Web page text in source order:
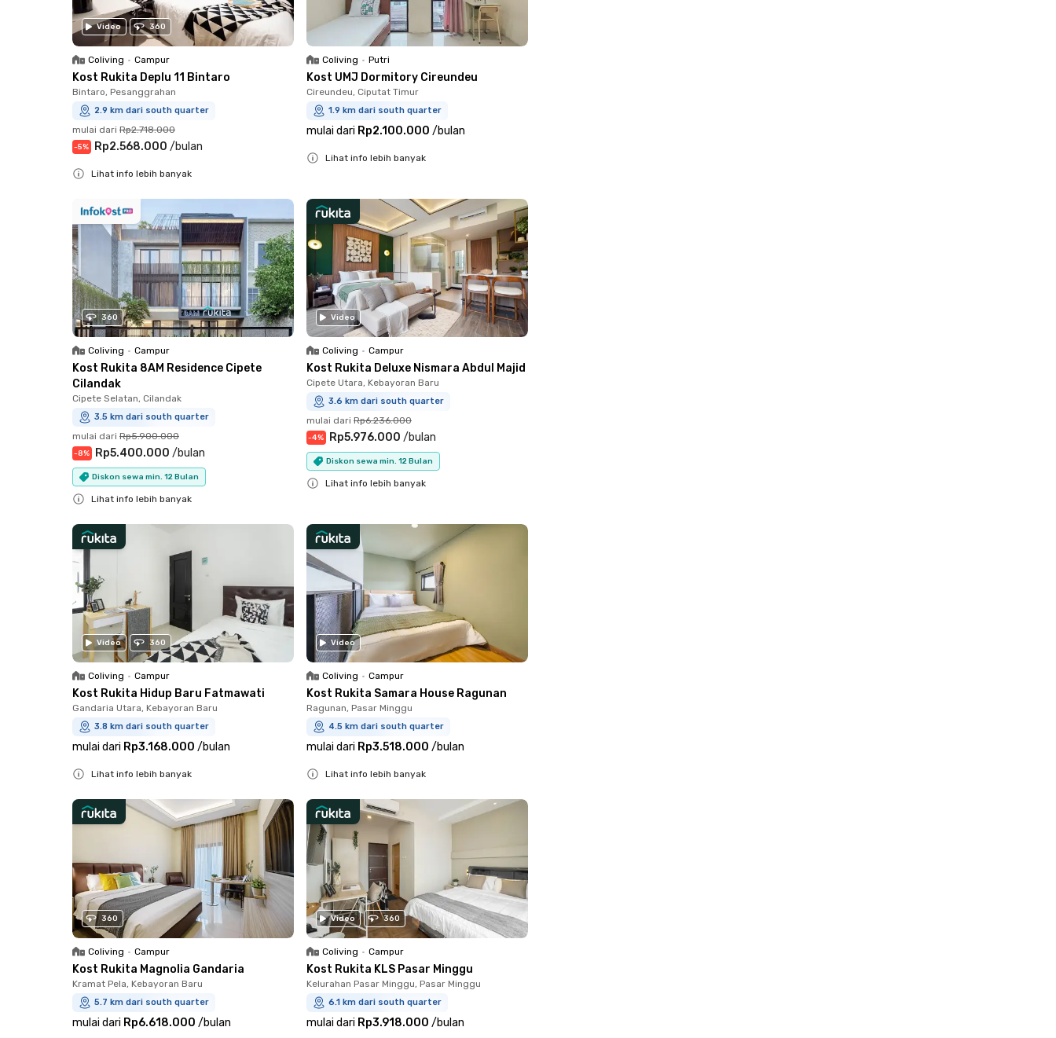
Video 360
Coliving • Campur
Kost Rukita Deplu 11 Bintaro
Bintaro, Pesanggrahan
2.9 km dari south quarter
mulai dari Rp2.718.000
-5% Rp2.568.000 /bulan
Lihat info lebih banyak
Coliving • Putri
Kost UMJ Dormitory Cireundeu
Cireundeu, Ciputat Timur
1.9 km dari south quarter
mulai dari Rp2.100.000 /bulan
Lihat info lebih banyak
360
Coliving • Campur
Kost Rukita 8AM Residence Cipete
Cilandak
Cipete Selatan, Cilandak
3.5 km dari south quarter
mulai dari Rp5.900.000
-8% Rp5.400.000 /bulan
Diskon sewa min. 12 Bulan
Lihat info lebih banyak
Video
Coliving • Campur
Kost Rukita Deluxe Nismara Abdul Majid
Cipete Utara, Kebayoran Baru
3.6 km dari south quarter
mulai dari Rp6.236.000
-4% Rp5.976.000 /bulan
Diskon sewa min. 12 Bulan
Lihat info lebih banyak
Video 360
Coliving • Campur
Kost Rukita Hidup Baru Fatmawati
Gandaria Utara, Kebayoran Baru
3.8 km dari south quarter
mulai dari Rp3.168.000 /bulan
Lihat info lebih banyak
Video
Coliving • Campur
Kost Rukita Samara House Ragunan
Ragunan, Pasar Minggu
4.5 km dari south quarter
mulai dari Rp3.518.000 /bulan
Lihat info lebih banyak
360
Coliving • Campur
Kost Rukita Magnolia Gandaria
Kramat Pela, Kebayoran Baru
5.7 km dari south quarter
mulai dari Rp6.618.000 /bulan
Video 360
Coliving • Campur
Kost Rukita KLS Pasar Minggu
Kelurahan Pasar Minggu, Pasar Minggu
6.1 km dari south quarter
mulai dari Rp3.918.000 /bulan